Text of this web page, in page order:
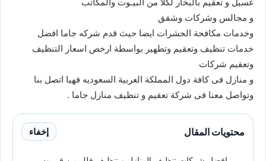
و مجالس وشركات وشقق
وخدمات مكافحة الحشرات ايضا حيث قدم شركه جاما افضل
خدمات تنظيف وتعقيم وتطهير بواسطة ارخص اسعار التنظيف
وتعقيم شركات
و منازل فى كافة دول المملكة العربية السعوديه فهيا اتصل بنا
وتواصل معنا فى شركة تعقيم و تنظيف منازل جاما .
محتويات المقال إخفاء